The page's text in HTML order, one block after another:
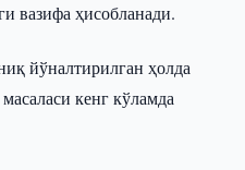
вазифа ҳисобланади.
йўналтирилган ҳолда
кенг кўламда